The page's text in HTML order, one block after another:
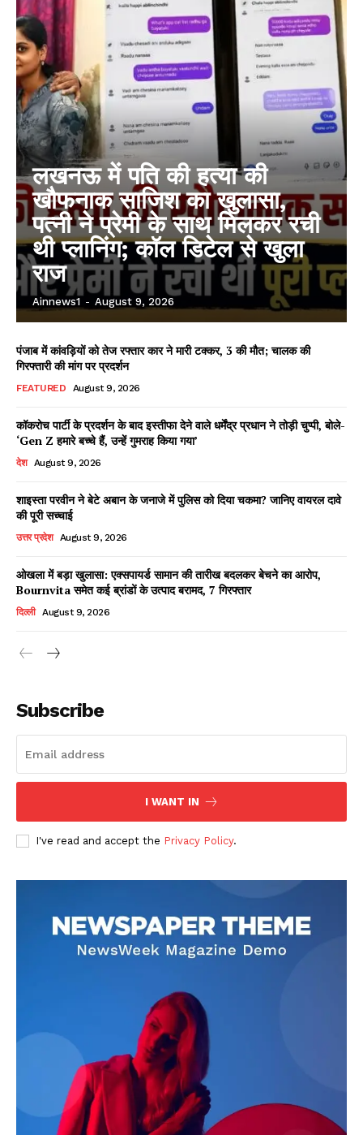
Facebook
X WhatsApp
Read Latest News on AIN
DOWNLOAD NOW
AIN NEWS 1
Contact Us
About Us
Privacy Policy
Terms of Use Agreement
लखनऊ में पति की हत्या की
खौफनाक साजिश का खुलासा,
पत्नी ने प्रेमी के साथ मिलकर रची
थी प्लानिंग; कॉल डिटेल से खुला
राज
Ainnews1 - August 9, 2026
पंजाब में कांवड़ियों को तेज रफ्तार कार ने मारी टक्कर, 3 की मौत; चालक की
गिरफ्तारी की मांग पर प्रदर्शन
FEATURED August 9, 2026
कॉकरोच पार्टी के प्रदर्शन के बाद इस्तीफा देने वाले धर्मेंद्र प्रधान ने तोड़ी चुप्पी, बोले-
‘Gen Z हमारे बच्चे हैं, उन्हें गुमराह किया गया’
देश August 9, 2026
शाइस्ता परवीन ने बेटे अबान के जनाजे में पुलिस को दिया चकमा? जानिए वायरल दावे
की पूरी सच्चाई
उत्तर प्रदेश August 9, 2026
ओखला में बड़ा खुलासा: एक्सपायर्ड सामान की तारीख बदलकर बेचने का आरोप,
Bournvita समेत कई ब्रांडों के उत्पाद बरामद, 7 गिरफ्तार
दिल्ली August 9, 2026
Subscribe
I WANT IN
I've read and accept the Privacy Policy.